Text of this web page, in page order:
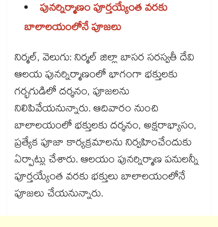
పునర్నిర్మాణం పూర్తయ్యేంత వరకు
బాలాలయంలోనే పూజలు
నిర్మల్, వెలుగు: నిర్మల్​ జిల్లా బాసర సరస్వతీ దేవి
ఆలయ పునర్నిర్మాణంలో భాగంగా భక్తులకు
గర్భగుడిలో దర్శనం, పూజలను
నిలిపివేయనున్నారు. ఆదివారం నుంచి
బాలాలయంలో భక్తులకు దర్శనం, అక్షరాభ్యాసం,
ప్రత్యేక పూజా కార్యక్రమాలను నిర్వహించేందుకు
ఏర్పాట్లు చేశారు. ఆలయం పునర్నిర్మాణ పనులన్నీ
పూర్తయ్యేంత వరకు భక్తులు బాలాలయంలోనే
పూజలు చేయనున్నారు.